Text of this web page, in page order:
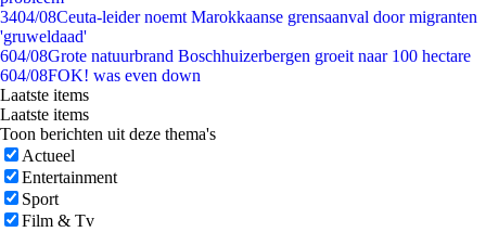
3404/08Ceuta-leider noemt Marokkaanse grensaanval door migranten
'gruweldaad'
604/08Grote natuurbrand Boschhuizerbergen groeit naar 100 hectare
604/08FOK! was even down
Laatste items
Laatste items
Toon berichten uit deze thema's
Actueel
Entertainment
Sport
Film & Tv